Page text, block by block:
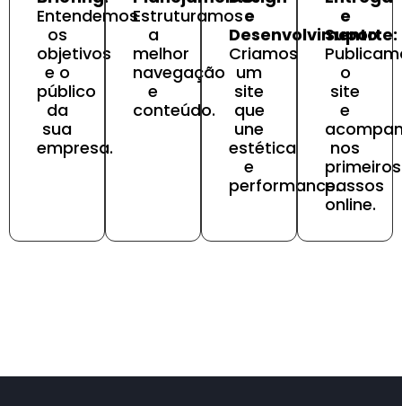
Entendemos
os
objetivos
e o
público
da
sua
empresa.
Estruturamos
a
melhor
navegação
e
conteúdo.
e
Desenvolvimento:
Criamos
um
site
que
une
estética
e
performance.
e
Suporte:
o
site
e
nos
primeiros
passos
online.